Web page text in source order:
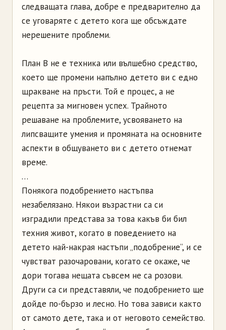
следващата глава, добре е предварително да
се уговаряте с детето кога ще обсъждате
нерешените проблеми.
План В не е техника или вълшебно средство,
което ще промени напълно детето ви с едно
щракване на пръсти. Той е процес, а не
рецепта за мигновен успех. Трайното
решаване на проблемите, усвояването на
липсващите умения и промяната на основните
аспекти в общуването ви с детето отнемат
време.
…
Понякога подобрението настъпва
незабелязано. Някои възрастни са си
изградили представа за това какъв би бил
техния живот, когато в поведението на
детето най-накрая настъпи „подобрение“, и се
чувстват разочаровани, когато се окаже, че
дори тогава нещата съвсем не са розови.
Други са си представяли, че подобрението ще
дойде по-бързо и лесно. Но това зависи както
от самото дете, така и от неговото семейство.